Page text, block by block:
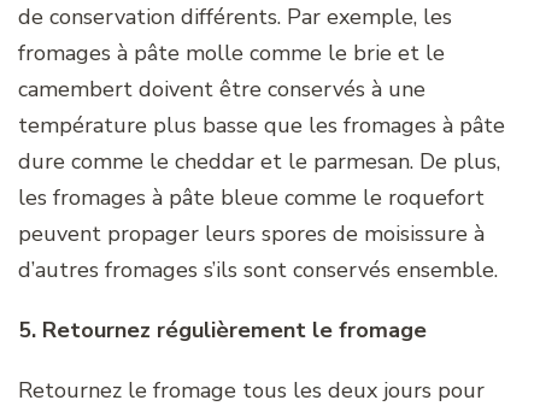
de conservation différents. Par exemple, les
fromages à pâte molle comme le brie et le
camembert doivent être conservés à une
température plus basse que les fromages à pâte
dure comme le cheddar et le parmesan. De plus,
les fromages à pâte bleue comme le roquefort
peuvent propager leurs spores de moisissure à
d’autres fromages s’ils sont conservés ensemble.
5. Retournez régulièrement le fromage
Retournez le fromage tous les deux jours pour